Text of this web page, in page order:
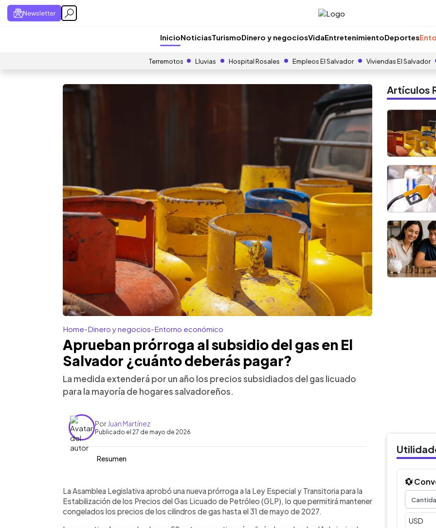
Newsletter
InicioNoticiasTurismoDinero y negociosVidaEntretenimientoDeportes
Terremotos Lluvias Hospital Rosales Empleos El Salvador Viviendas El Salvador
Home-Dinero y negocios-Entorno económico
Aprueban prórroga al subsidio del gas en El
Salvador ¿cuánto deberás pagar?
La medida extenderá por un año los precios subsidiados del gas licuado
para la mayoría de hogares salvadoreños.
Por Juan Martínez
Publicado el 27 de mayo de 2026
Resumen
► Escuchar artículo
La Asamblea Legislativa aprobó una nueva prórroga al subsidio del gas
licuado en El Salvador, manteniendo congelados los precios de los cilindros
hasta el 31 de mayo de 2027. Con la medida, el cilindro de 10 libras seguirá
La Asamblea Legislativa aprobó una nueva prórroga a la Ley Especial y Transitoria para la
Estabilización de los Precios del Gas Licuado de Petróleo (GLP), lo que permitirá mantener
congelados los precios de los cilindros de gas hasta el 31 de mayo de 2027.
Artículos
💱